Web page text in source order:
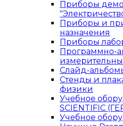
Приборы
Приборы и
назначения
Приборы
Программно-
Слайд-
Стенды и
физики
Учебное
SCIENTIFIC
Учебное